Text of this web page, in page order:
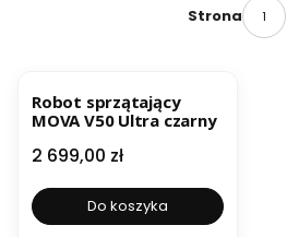
Strona
Robot sprzątający
MOVA V50 Ultra czarny
Cena
2 699,00 zł
Do koszyka